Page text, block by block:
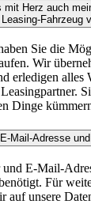
mit Herz auch
Leasing-Fahrzeug
Sie die
Wir
erledigen alles
Dinge
Mail-Adresse
E-Mail-
Für
auf unsere